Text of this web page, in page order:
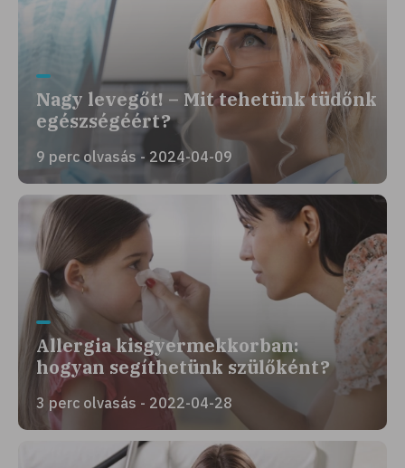
Nagy levegőt! – Mit tehetünk tüdőnk
egészségéért?
9 perc olvasás - 2024-04-09
Allergia kisgyermekkorban:
hogyan segíthetünk szülőként?
3 perc olvasás - 2022-04-28